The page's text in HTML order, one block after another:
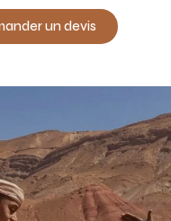
un devis